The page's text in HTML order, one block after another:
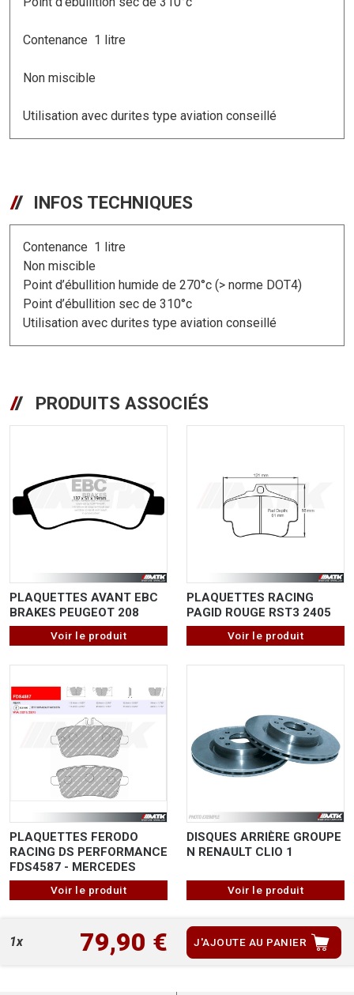
Contenance 1 litre
Non miscible
Utilisation avec durites type aviation conseillé
INFOS TECHNIQUES
Contenance 1 litre
Non miscible
Point d’ébullition humide de 270°c (> norme DOT4)
Point d’ébullition sec de 310°c
Utilisation avec durites type aviation conseillé
PRODUITS ASSOCIÉS
PLAQUETTES AVANT EBC
BRAKES PEUGEOT 208
Voir le produit
PLAQUETTES RACING
PAGID ROUGE RST3 2405
Voir le produit
PLAQUETTES FERODO
RACING DS PERFORMANCE
FDS4587 - MERCEDES
Voir le produit
DISQUES ARRIÈRE GROUPE
N RENAULT CLIO 1
Voir le produit
1x 79,90 € J'AJOUTE AU PANIER